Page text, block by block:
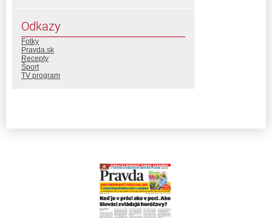
Odkazy
Fotky
Pravda.sk
Recepty
Šport
TV program